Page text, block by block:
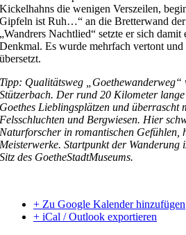
Kickelhahns die wenigen Verszeilen,
Gipfeln ist Ruh…“ an die Bretterwand der
„Wandrers Nachtlied“ setzte er sich
Denkmal. Es wurde mehrfach vertont und
übersetzt.
Tipp: Qualitätsweg „Goethewanderweg“
Stützerbach. Der rund 20 Kilometer
Goethes Lieblingsplätzen und überrascht
Felsschluchten und Bergwiesen. Hier
Naturforscher in romantischen Gefühlen,
Meisterwerke. Startpunkt der Wanderung
Sitz des GoetheStadtMuseums.
+ Zu Google Kalender hinzufügen
+ iCal / Outlook exportieren